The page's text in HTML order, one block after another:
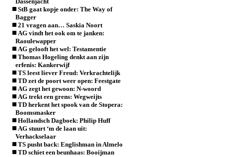
StB gaat kopje onder: The Way of
Bagger
21 vragen aan… Saskia Noort
AG vindt het ook om te janken:
Raoulewapper
AG gelooft het wel: Testamentie
Thomas Hogeling denkt aan zijn
erfenis: Kankerwijf
TS leest liever Freud: Verkrachtelijk
TD zet de poort weer open: Feestgate
AG zegt het gewoon: N-woord
AG trekt een grens: Wegweijts
TD herkent het spook van de Stopera:
Boomsmasker
Hollandsch Dagboek: Philip Huff
AG stuurt ‘m de laan uit:
Verhackselaar
TS pusht back: Englishman in Almelo
TD schiet een beunhaas: Booijman